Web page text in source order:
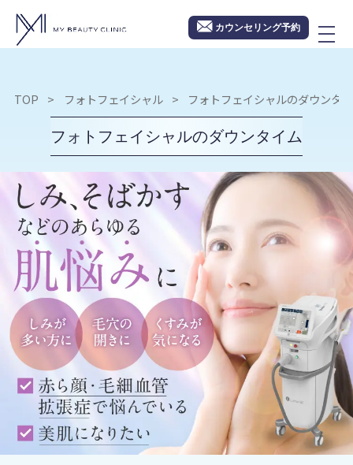
カウンセリング予約
TOP フォトフェイシャル フォトフェイシャルのダウンタ
フォトフェイシャルのダウンタイム